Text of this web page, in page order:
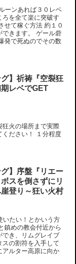
ーンあれば３０レベ
を全て楽に突破す
せて稼ぐ方法 約１０
できます。 ゲール砦
発で死ぬのでその数
グ】祈祷『空裂狂
レベでGET
狂火の場所まで実際
ください！ １分程度
グ】序盤『リエー
スを倒さずにリ
登り～狂い火村
たい！とかいう方
鎮めの教会付近から
でき、リムグレイブ
の割符を入手して
アルター高原に向か